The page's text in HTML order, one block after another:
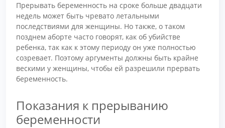
Прерывать беременность на сроке больше двадцати
недель может быть чревато летальными
последствиями для женщины. Но также, о таком
позднем аборте часто говорят, как об убийстве
ребенка, так как к этому периоду он уже полностью
созревает. Поэтому аргументы должны быть крайне
вескими у женщины, чтобы ей разрешили прервать
беременность.
Показания к прерыванию
беременности